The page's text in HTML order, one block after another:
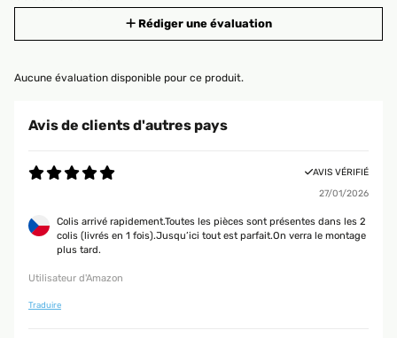
Rédiger une évaluation
Aucune évaluation disponible pour ce produit.
Avis de clients d'autres pays
AVIS VÉRIFIÉ
27/01/2026
Colis arrivé rapidement.Toutes les pièces sont présentes dans les 2
colis (livrés en 1 fois).Jusqu’ici tout est parfait.On verra le montage
plus tard.
Utilisateur d'Amazon
Traduire